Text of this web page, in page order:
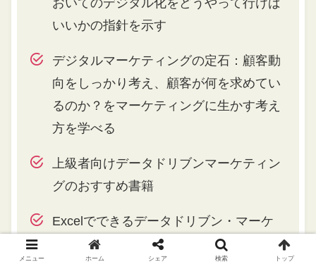
いいかの指針を示す
デジタルマーケティングの定石：顧客動
向をしっかり考え、顧客が何を求めてい
るのか？をマーケティングに生かす考え
方を学べる
上級者向けデータドリブンマーケティン
グのおすすめ書籍
Excelでできるデータドリブン・マーケ
ティング：データ分析に関して、基礎か
ら応用までしっかりと学べる
メニュー ホーム シェア 検索 トップ